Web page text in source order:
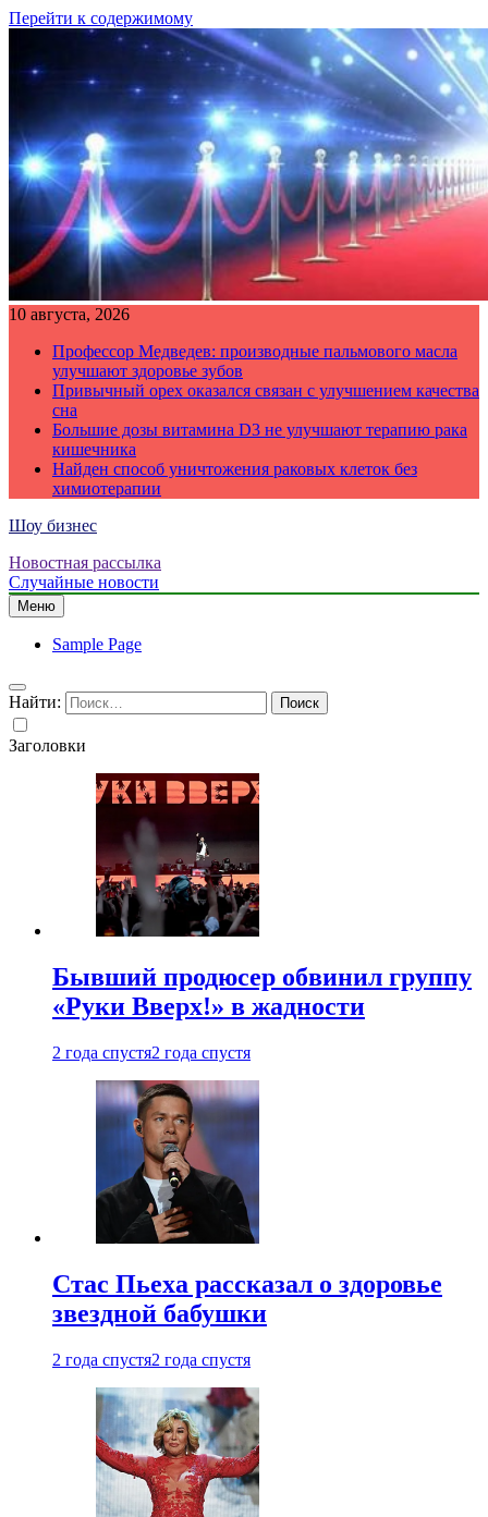
Перейти к содержимому
10 августа, 2026
Профессор Медведев: производные пальмового масла
улучшают здоровье зубов
Привычный орех оказался связан с улучшением качества
сна
Большие дозы витамина D3 не улучшают терапию рака
кишечника
Найден способ уничтожения раковых клеток без
химиотерапии
Шоу бизнес
Новостная рассылка
Случайные новости
Меню
Sample Page
Найти:
Заголовки
Бывший продюсер обвинил группу
«Руки Вверх!» в жадности
2 года спустя2 года спустя
Стас Пьеха рассказал о здоровье
звездной бабушки
2 года спустя2 года спустя